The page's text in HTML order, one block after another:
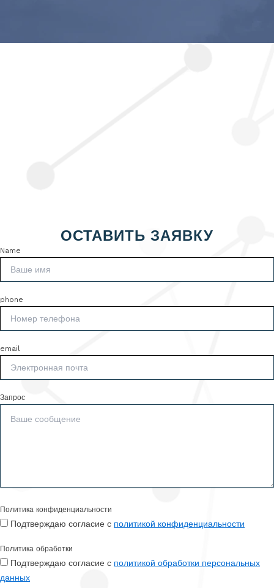
ОСТАВИТЬ ЗАЯВКУ
Name
phone
email
Запрос
Политика конфиденциальности
Подтверждаю согласие с политикой конфиденциальности
Политика обработки
Подтверждаю согласие с политикой обработки персональных
данных